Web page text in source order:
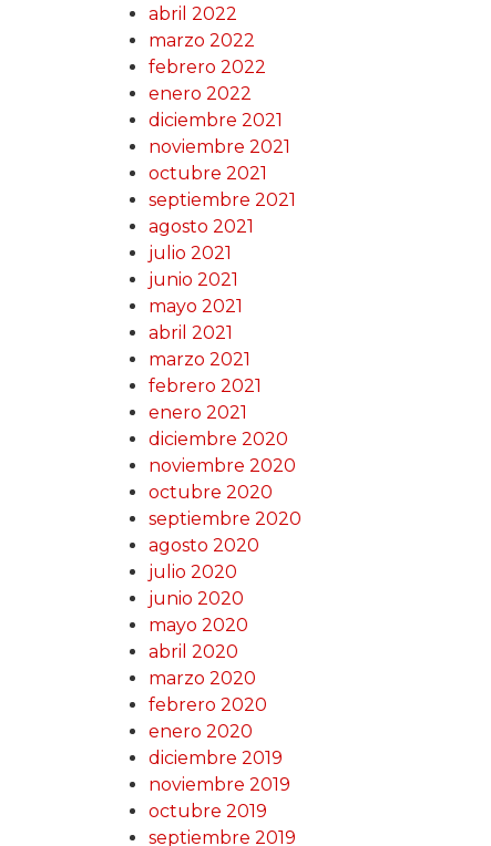
abril 2022
marzo 2022
febrero 2022
enero 2022
diciembre 2021
noviembre 2021
octubre 2021
septiembre 2021
agosto 2021
julio 2021
junio 2021
mayo 2021
abril 2021
marzo 2021
febrero 2021
enero 2021
diciembre 2020
noviembre 2020
octubre 2020
septiembre 2020
agosto 2020
julio 2020
junio 2020
mayo 2020
abril 2020
marzo 2020
febrero 2020
enero 2020
diciembre 2019
noviembre 2019
octubre 2019
septiembre 2019